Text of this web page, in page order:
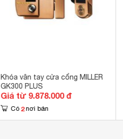
Khóa vân tay cửa cổng MILLER
GK300 PLUS
Giá từ 9.878.000 đ
Có 2 nơi bán